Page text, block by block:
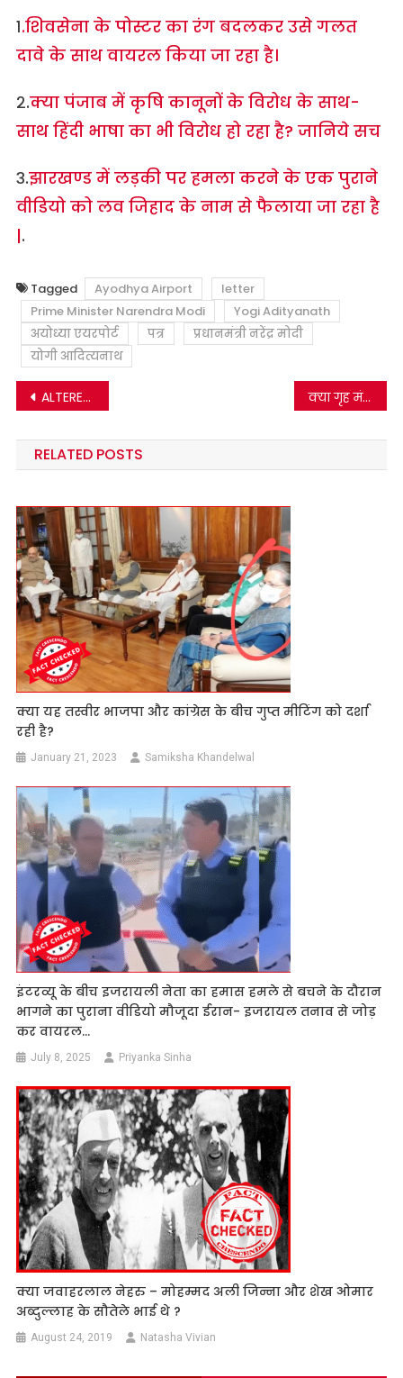
१.शिवसेना के पोस्टर का रंग बदलकर उसे गलत
दावे के साथ वायरल किया जा रहा है।
२.क्या पंजाब में कृषि कानूनों के विरोध के साथ-
साथ हिंदी भाषा का ​भी विरोध हो रहा है? जानिये सच
३.झारखण्ड में लड़की पर हमला करने के एक पुराने
वीडियो को लव जिहाद के नाम से फैलाया जा रहा है
|.
Tagged Ayodhya Airport
letter
Prime Minister Narendra Modi
Yogi Adityanath
अयोध्या एयरपोर्ट
पत्र
प्रधानमंत्री नरेंद्र मोदी
योगी आदित्यनाथ
Post
navigation
ALTERED VIDEO- “AIUDF” के संस्थापक बदरुद्दीन अजमल के मूल भाषण को एडिट करके एक विवादित विवरण के साथ वायरल किया जा रहा है| क्या गृह मंत्रालय ने सभी राज्यों व केंद्र शासित राज्यों को “हिन्दू” शब्द का इस्तेमाल न करने के लिए एक आदेश जारी किया? जानिये सच …
RELATED POSTS
क्या यह तस्वीर भाजपा और कांग्रेस के बीच गुप्त मीटिंग को दर्शा
रही है?
January 21, 2023 Samiksha Khandelwal
इंटरव्यू के बीच इजरायली नेता का हमास हमले से बचने के दौरान
भागने का पुराना वीडियो मौजूदा ईरान- इजरायल तनाव से जोड़
कर वायरल…
July 8, 2025 Priyanka Sinha
क्या जवाहरलाल नेहरु – मोहम्मद अली जिन्ना और शेख ओमार
अब्दुल्लाह के सौतेले भाई थे ?
August 24, 2019 Natasha Vivian